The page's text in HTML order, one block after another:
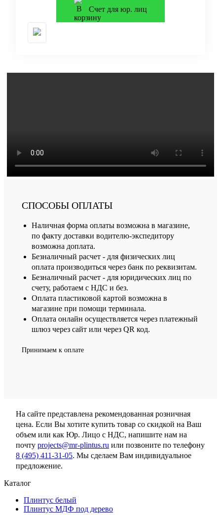
Счет для юр. лиц
СПОСОБЫ ОПЛАТЫ
Наличная форма оплаты возможна в магазине,
по факту доставки водителю-экспедитору
возможна доплата.
Безналичный расчет - для физических лиц
оплата производиться через банк по реквизитам.
Безналичный расчет - для юридических лиц по
счету, работаем с НДС и без.
Оплата пластиковой картой возможна в
магазине при помощи терминала.
Оплата онлайн осуществляется через платежный
шлюз через сайт или через QR код.
Принимаем к оплате
На сайте представлена рекомендованная розничная
цена. Если Вы хотите купить товар со скидкой на Ваш
объем или как Юр. Лицо с НДС, напишите нам на
почту projects@mr-plintus.ru или позвоните по телефону
8 (495) 411-31-05. Мы сделаем Вам индивидуальное
предложение.
Каталог
Плинтус белый
Плинтус МДФ под дерево